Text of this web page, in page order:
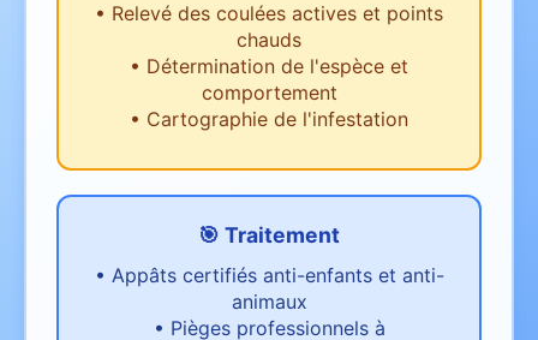
• Relevé des coulées actives et points
chauds
• Détermination de l'espèce et
comportement
• Cartographie de l'infestation
🎯 Traitement
• Appâts certifiés anti-enfants et anti-
animaux
• Pièges professionnels à